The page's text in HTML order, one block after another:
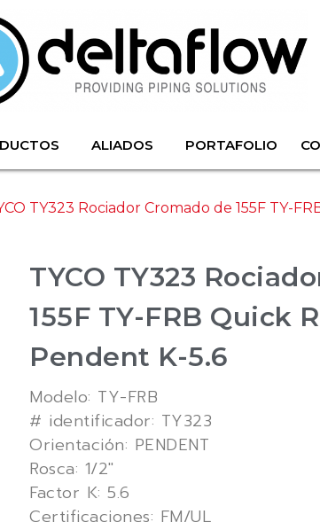
ALIADOS PORTAFOLIO
TY323 Rociador Cromado de 155F TY-
TYCO TY323
155F TY-FRB Quick
Pendent K-5.6
Modelo: TY-FRB
# identificador: TY323
Orientación: PENDENT
Rosca: 1/2″
Factor K: 5.6
Certificaciones: FM/UL